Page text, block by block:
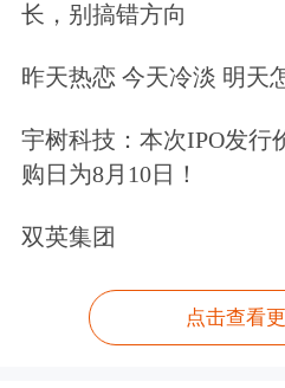
扰动。建议关注7月
握债市调整后的布局
公开市场方面，央
以固定利率、数量
亿元7天期逆回购
1.40%，投标量847
元。Wind数据显示
长，别搞错方向
昨天热恋 今天冷淡 明天
宇树科技：本次IPO发行
购日为8月10日！
双英集团
点击查看